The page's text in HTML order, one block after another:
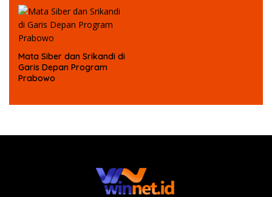
Mata Siber dan Srikandi di
Garis Depan Program
Prabowo